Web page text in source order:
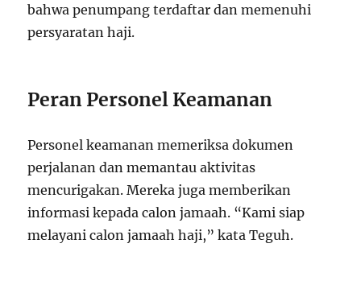
bahwa penumpang terdaftar dan memenuhi
persyaratan haji.
Peran Personel Keamanan
Personel keamanan memeriksa dokumen
perjalanan dan memantau aktivitas
mencurigakan. Mereka juga memberikan
informasi kepada calon jamaah. “Kami siap
melayani calon jamaah haji,” kata Teguh.